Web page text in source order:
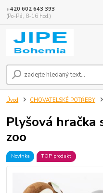
+420 602 643 393
(Po-Pá, 8-16 hod.)
Úvod CHOVATELSKÉ POTŘEBY
Plyšová hračka
zoo
Novinka TOP produkt